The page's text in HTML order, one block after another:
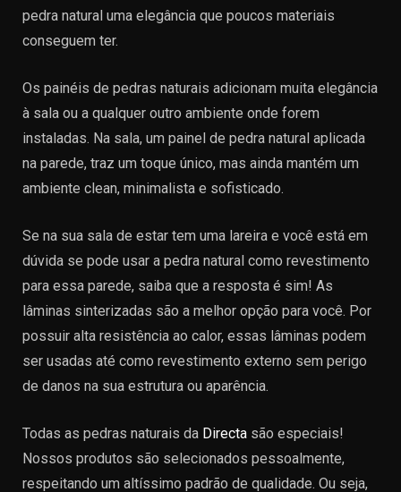
pedra natural uma elegância que poucos materiais
conseguem ter.
Os painéis de pedras naturais adicionam muita elegância
à sala ou a qualquer outro ambiente onde forem
instaladas. Na sala, um painel de pedra natural aplicada
na parede, traz um toque único, mas ainda mantém um
ambiente clean, minimalista e sofisticado.
Se na sua sala de estar tem uma lareira e você está em
dúvida se pode usar a pedra natural como revestimento
para essa parede, saiba que a resposta é sim! As
lâminas sinterizadas são a melhor opção para você. Por
possuir alta resistência ao calor, essas lâminas podem
ser usadas até como revestimento externo sem perigo
de danos na sua estrutura ou aparência.
Todas as pedras naturais da Directa são especiais!
Nossos produtos são selecionados pessoalmente,
respeitando um altíssimo padrão de qualidade. Ou seja,